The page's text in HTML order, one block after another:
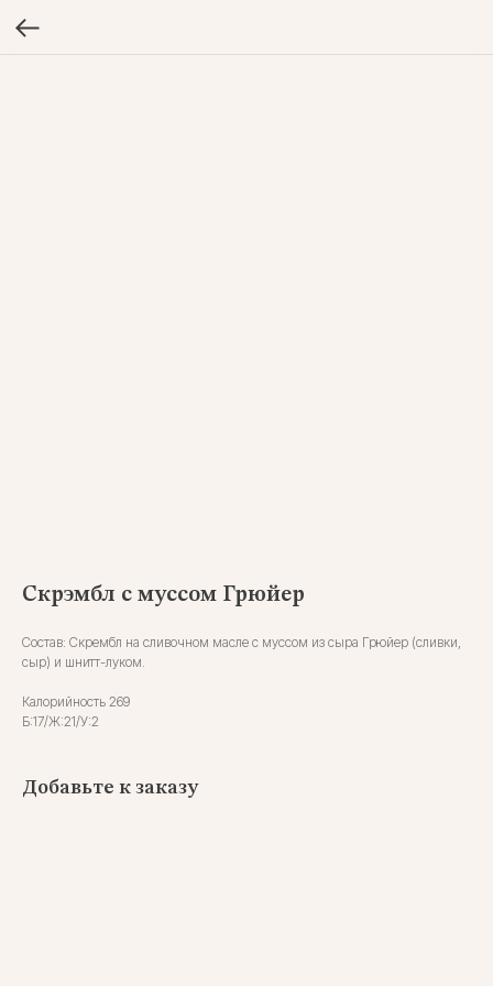
Скрэмбл с муссом Грюйер
Состав: Скрембл на сливочном масле с муссом из сыра Грюйер (сливки,
сыр) и шнитт-луком.
Калорийность 269
Б:17/Ж:21/У:2
Добавьте к заказу